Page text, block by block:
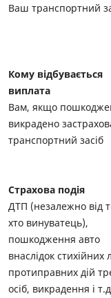
Ваш транспортний
Кому відбувається
виплата
Вам, якщо
викрадено
транспортний засіб
Страхова подія
ДТП (незалежно від
хто винуватець),
пошкодження авто
внаслідок стихійних
протиправних дій
осіб, викрадення і т.д